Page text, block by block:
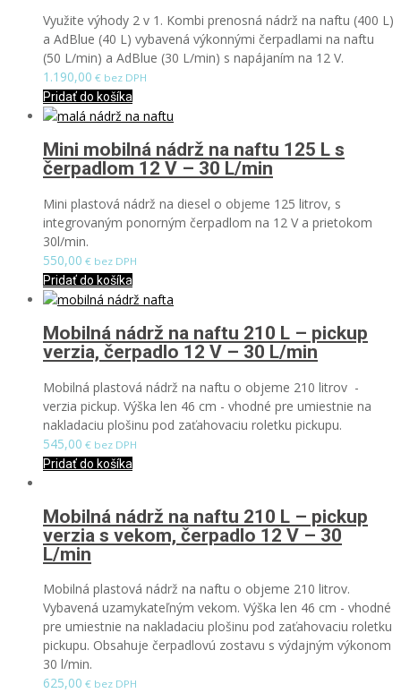
Využite výhody 2 v 1. Kombi prenosná nádrž na naftu (400 L)
a AdBlue (40 L) vybavená výkonnými čerpadlami na naftu
(50 L/min) a AdBlue (30 L/min) s napájaním na 12 V.
1.190,00 € bez DPH
Pridať do košíka
Mini mobilná nádrž na naftu 125 L s
čerpadlom 12 V – 30 L/min
Mini plastová nádrž na diesel o objeme 125 litrov, s
integrovaným ponorným čerpadlom na 12 V a prietokom
30l/min.
550,00 € bez DPH
Pridať do košíka
Mobilná nádrž na naftu 210 L – pickup
verzia, čerpadlo 12 V – 30 L/min
Mobilná plastová nádrž na naftu o objeme 210 litrov -
verzia pickup. Výška len 46 cm - vhodné pre umiestnie na
nakladaciu plošinu pod zaťahovaciu roletku pickupu.
545,00 € bez DPH
Pridať do košíka
Mobilná nádrž na naftu 210 L – pickup
verzia s vekom, čerpadlo 12 V – 30
L/min
Mobilná plastová nádrž na naftu o objeme 210 litrov.
Vybavená uzamykateľným vekom. Výška len 46 cm - vhodné
pre umiestnie na nakladaciu plošinu pod zaťahovaciu roletku
pickupu. Obsahuje čerpadlovú zostavu s výdajným výkonom
30 l/min.
625,00 € bez DPH